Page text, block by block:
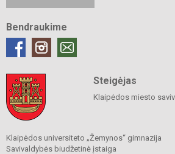
Bendraukime
Steigėjas
Klaipėdos miesto
Klaipėdos universiteto „Žemynos“ gimnazija
Savivaldybės biudžetinė įstaiga